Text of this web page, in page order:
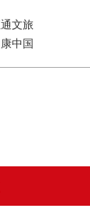
文旅
中国